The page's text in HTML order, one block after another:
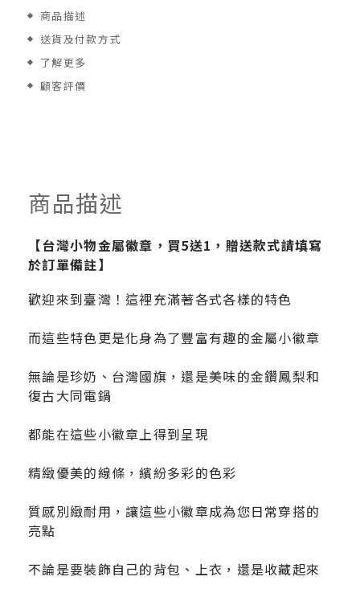
商品描述
送貨及付款方式
了解更多
顧客評價
商品描述
【台灣小物金屬徽章，買5送1，贈送款式請填寫
於訂單備註】
歡迎來到臺灣！這裡充滿著各式各樣的特色
而這些特色更是化身為了豐富有趣的金屬小徽章
無論是珍奶、台灣國旗，還是美味的金鑽鳳梨和
復古大同電鍋
都能在這些小徽章上得到呈現
精緻優美的線條，繽紛多彩的色彩
質感別緻耐用，讓這些小徽章成為您日常穿搭的
亮點
不論是要裝飾自己的背包、上衣，還是收藏起來